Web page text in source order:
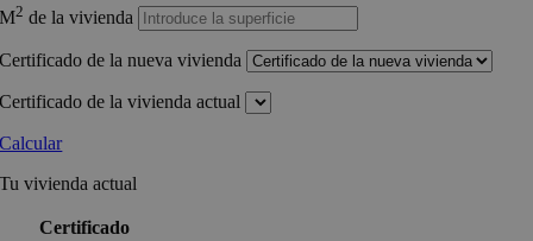
M2 de la vivienda
Certificado de la nueva vivienda
Certificado de la vivienda actual
Calcular
Tu vivienda actual
Certificado